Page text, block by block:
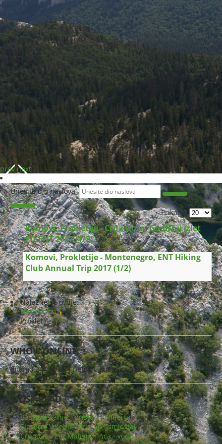
prev next
Unesite dio naslova
Prikaz #
Komovi, Prokletije - Crna Gora, Godišnji izlet
PD ENT 2017 (1/2)
Komovi, Prokletije - Montenegro, ENT Hiking
Club Annual Trip 2017 (1/2)
Nalazite se ovdje:
Naslovnica
Prokletije
WHO'S ONLINE
Imamo 244 gosta i nema članova online
MOST READ
Baške Oštarije - pristup i smještaj
Sjeverni Velebit - Pristup i smještaj
Crnopac - Put Malog princa - vodič